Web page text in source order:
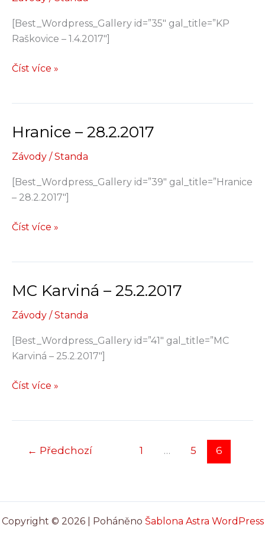
[Best_Wordpress_Gallery id=”35″ gal_title=”KP
Raškovice – 1.4.2017″]
KP
Číst více »
Hranice – 28.2.2017
Závody /Standa
[Best_Wordpress_Gallery id=”39″ gal_title=”Hranice
– 28.2.2017″]
Hranice
Číst více »
MC Karviná – 25.2.2017
Závody /Standa
[Best_Wordpress_Gallery id=”41″ gal_title=”MC
Karviná – 25.2.2017″]
MC
Číst více »
← Předchozí 1 … 5 6
Copyright © 2026 | Poháněno Šablona Astra WordPress